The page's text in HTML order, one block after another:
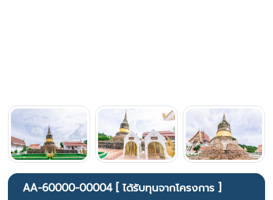
AA-60000-00004 [ ได้รับทุนจากโครงการ ]